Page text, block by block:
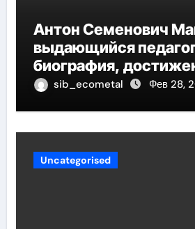
Антон Семенович
выдающийся
биография,
в педагогику
sib_ecometal Фев 28,
Uncategorised